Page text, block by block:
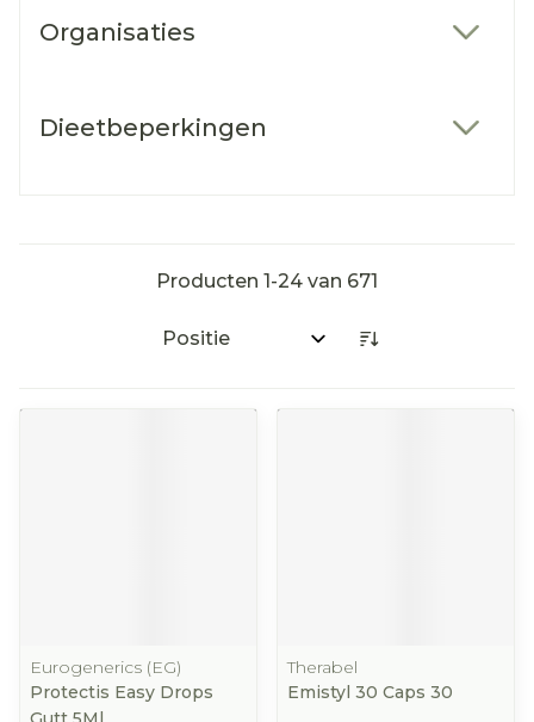
Organisaties
Dieetbeperkingen
Producten 1-24 van 671
Sorteer op:
Eurogenerics (EG)
Protectis Easy Drops
Therabel
Emistyl 30 Caps 30